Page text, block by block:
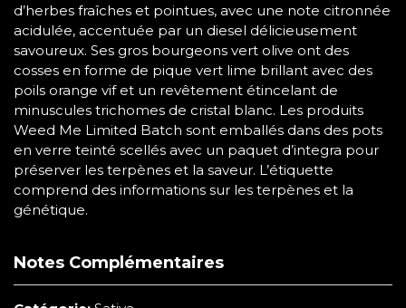
d’herbes fraîches et pointues, avec une note citronnée
acidulée, accentuée par un diesel délicieusement
savoureux. Ses gros bourgeons vert olive ont des
cosses en forme de pique vert lime brillant avec des
poils orange vif et un revêtement étincelant de
minuscules trichomes de cristal blanc. Les produits
Weed Me Limited Batch sont emballés dans des pots
en verre teinté scellés avec un paquet d’integra pour
préserver les terpènes et la saveur. L’étiquette
comprend des informations sur les terpènes et la
génétique.
Notes Complémentaires